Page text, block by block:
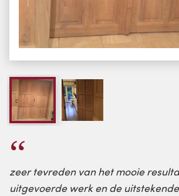
zeer tevreden van het mooie
uitgevoerde werk en de